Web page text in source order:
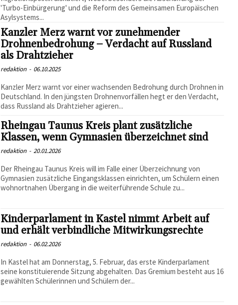
'Turbo-Einbürgerung' und die Reform des Gemeinsamen Europäischen
Asylsystems...
Kanzler Merz warnt vor zunehmender
Drohnenbedrohung – Verdacht auf Russland
als Drahtzieher
redaktion - 06.10.2025
Kanzler Merz warnt vor einer wachsenden Bedrohung durch Drohnen in
Deutschland. In den jüngsten Drohnenvorfällen hegt er den Verdacht,
dass Russland als Drahtzieher agieren...
Rheingau Taunus Kreis plant zusätzliche
Klassen, wenn Gymnasien überzeichnet sind
redaktion - 20.01.2026
Der Rheingau Taunus Kreis will im Falle einer Überzeichnung von
Gymnasien zusätzliche Eingangsklassen einrichten, um Schülern einen
wohnortnahen Übergang in die weiterführende Schule zu...
Kinderparlament in Kastel nimmt Arbeit auf
und erhält verbindliche Mitwirkungsrechte
redaktion - 06.02.2026
In Kastel hat am Donnerstag, 5. Februar, das erste Kinderparlament
seine konstituierende Sitzung abgehalten. Das Gremium besteht aus 16
gewählten Schülerinnen und Schülern der...